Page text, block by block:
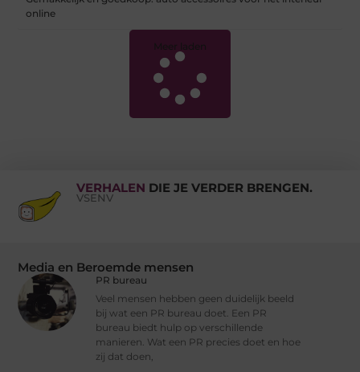
online
Meer laden
VERHALEN DIE JE VERDER BRENGEN.
VSENV
Media en Beroemde mensen
PR bureau
Veel mensen hebben geen duidelijk beeld
bij wat een PR bureau doet. Een PR
bureau biedt hulp op verschillende
manieren. Wat een PR precies doet en hoe
zij dat doen,